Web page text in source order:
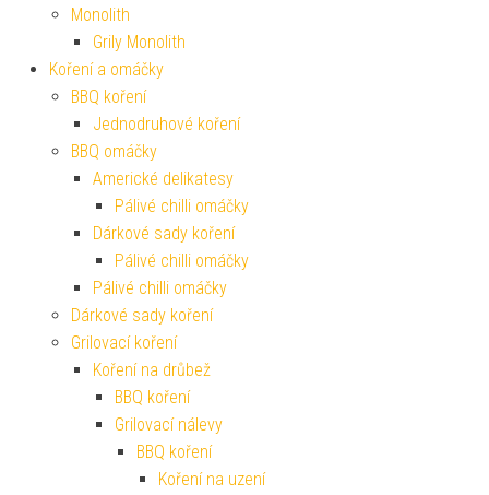
Monolith
Grily Monolith
Koření a omáčky
BBQ koření
Jednodruhové koření
BBQ omáčky
Americké delikatesy
Pálivé chilli omáčky
Dárkové sady koření
Pálivé chilli omáčky
Pálivé chilli omáčky
Dárkové sady koření
Grilovací koření
Koření na drůbež
BBQ koření
Grilovací nálevy
BBQ koření
Koření na uzení